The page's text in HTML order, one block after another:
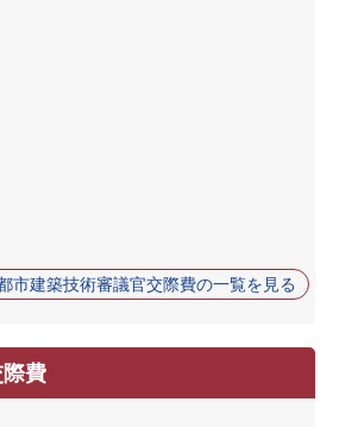
市建築技術審議官交際費の一覧を見る
費